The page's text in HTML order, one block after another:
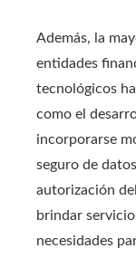
Además, la
entidades
tecnológicos
como el
incorporarse
seguro de
autorización
brindar
necesidades